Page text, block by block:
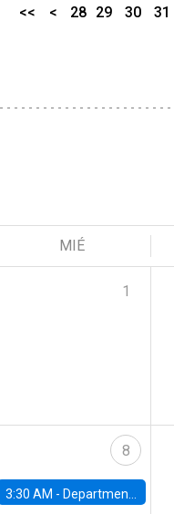
<< < 28 29 30 31
MIÉ
1
8
3:30 AM - Department Seminar: James Robinson